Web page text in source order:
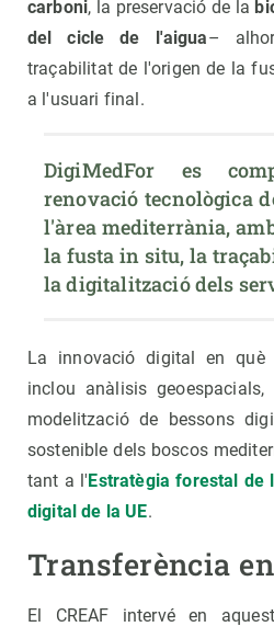
carboni, la preservació de la
del cicle de l'aigua–
traçabilitat de l'origen de la
a l'usuari final.
DigiMedFor es
renovació tecnològica
l'àrea mediterrània,
la fusta in situ, la
la digitalització dels
La innovació digital en què
inclou anàlisis
modelització de bessons
sostenible dels boscos
tant a l' Estratègia forestal de
digital de la UE.
Transferència
El CREAF intervé en